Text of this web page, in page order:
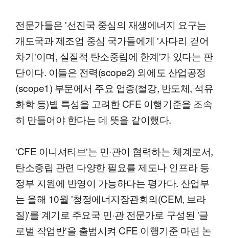
전문가들은 '선진국 중심의 재생에너지 요구는
개도국과 제조업 중심 국가들에게 '사다리 걷어
차기'이며, 실질적 탄소중립에 한계'가 있다는 판
단이다. 이들은 전력(scope2) 외에도 산업공정
(scope1) 부문에서 주요 업종(철강, 반도체, 석유
화학 등)별 특성을 고려한 CFE 이행기준을 조속
히 만들어야 한다는 데 뜻을 같이했다.
'CFE 이니셔티브'는 민·관이 협력하는 체계로서,
탄소중립 관련 다양한 필요를 제도나 인프라 등
정부 지원에 반영이 가능하다는 평가다. 산업부
는 올해 10월 '청정에너지장관회의(CEM, 브라
질)'를 계기로 주요국 민·관 전문가로 구성된 '글
로벌 작업반'을 출범시켜 CFE 이행기준 마련 논